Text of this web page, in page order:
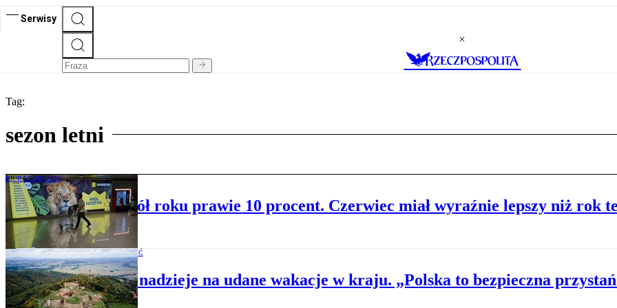
Serwisy
Tag:
sezon letni
BIURA PODRÓŻY
Rainbow urósł w pół roku prawie 10 procent. Czerwiec miał wyraźnie lepszy niż rok
WARTO ZOBACZYĆ
Wielkie nadzieje na udane wakacje w kraju. „Polska to bezpieczna